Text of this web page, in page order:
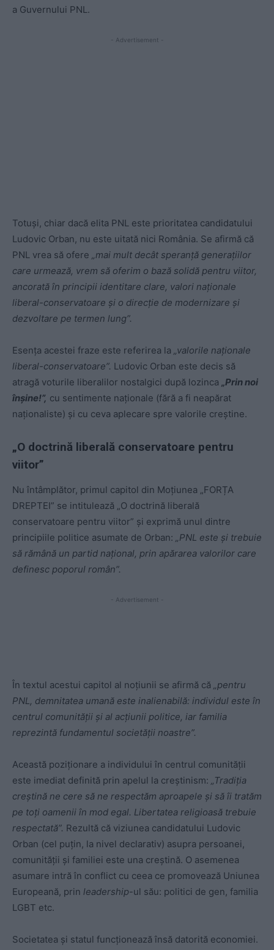
a Guvernului PNL.
- Advertisement -
Totuși, chiar dacă elita PNL este prioritatea candidatului
Ludovic Orban, nu este uitată nici România. Se afirmă că
PNL vrea să ofere
„mai mult decât speranță generațiilor
care urmează, vrem să oferim o bază solidă pentru viitor,
ancorată în principii identitare clare, valori naționale
liberal-conservatoare și o direcție de modernizare și
dezvoltare pe termen lung”.
Esența acestei fraze este referirea la „valorile naționale
liberal-conservatoare”. Ludovic Orban este decis să
atragă voturile liberalilor nostalgici după lozinca „Prin noi
înșine!”, cu sentimente naționale (fără a fi neapărat
naționaliste) și cu ceva aplecare spre valorile creștine.
„O doctrină liberală conservatoare pentru
viitor”
Nu întâmplător, primul capitol din Moțiunea „FORȚA
DREPTEI” se intitulează „O doctrină liberală
conservatoare pentru viitor” și exprimă unul dintre
principiile politice asumate de Orban:
„PNL este și trebuie
să rămână un partid național, prin apărarea valorilor care
definesc poporul român”.
- Advertisement -
În textul acestui capitol al noțiunii se afirmă că
„pentru
PNL, demnitatea umană este inalienabilă: individul este în
centrul comunității și al acțiunii politice, iar familia
reprezintă fundamentul societății noastre”.
Această poziționare a individului în centrul comunității
este imediat definită prin apelul la creștinism:
„Tradiția
creștină ne cere să ne respectăm aproapele și să îi tratăm
pe toți oamenii în mod egal. Libertatea religioasă trebuie
respectată”. Rezultă că viziunea candidatului Ludovic
Orban (cel puțin, la nivel declarativ) asupra persoanei,
comunității și familiei este una creștină. O asemenea
asumare intră în conflict cu ceea ce promovează Uniunea
Europeană, prin leadership-ul său: politici de gen, familia
LGBT etc.
Societatea și statul funcționează însă datorită economiei.